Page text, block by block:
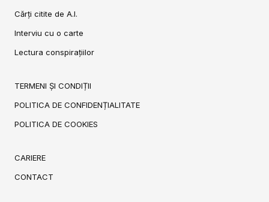
Cărți citite de A.I.
Interviu cu o carte
Lectura conspirațiilor
TERMENI ȘI CONDIȚII
POLITICA DE CONFIDENȚIALITATE
POLITICA DE COOKIES
CARIERE
CONTACT